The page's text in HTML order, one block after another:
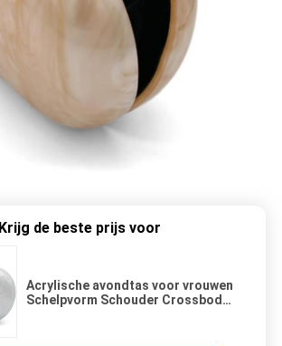
Krijg de beste prijs voor
Acrylische avondtas voor vrouwen
Schelpvorm Schouder Crossbody